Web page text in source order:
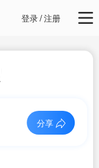
登录/注册
分享